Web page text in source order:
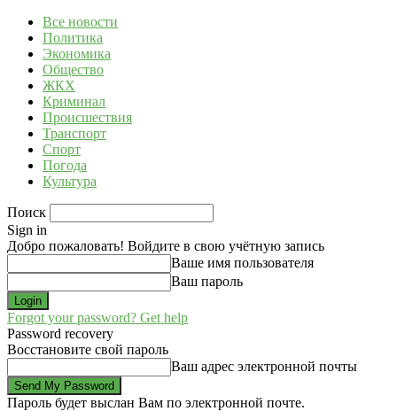
Все новости
Политика
Экономика
Общество
ЖКХ
Криминал
Происшествия
Транспорт
Спорт
Погода
Культура
Поиск
Sign in
Добро пожаловать! Войдите в свою учётную запись
Ваше имя пользователя
Ваш пароль
Forgot your password? Get help
Password recovery
Восстановите свой пароль
Ваш адрес электронной почты
Пароль будет выслан Вам по электронной почте.